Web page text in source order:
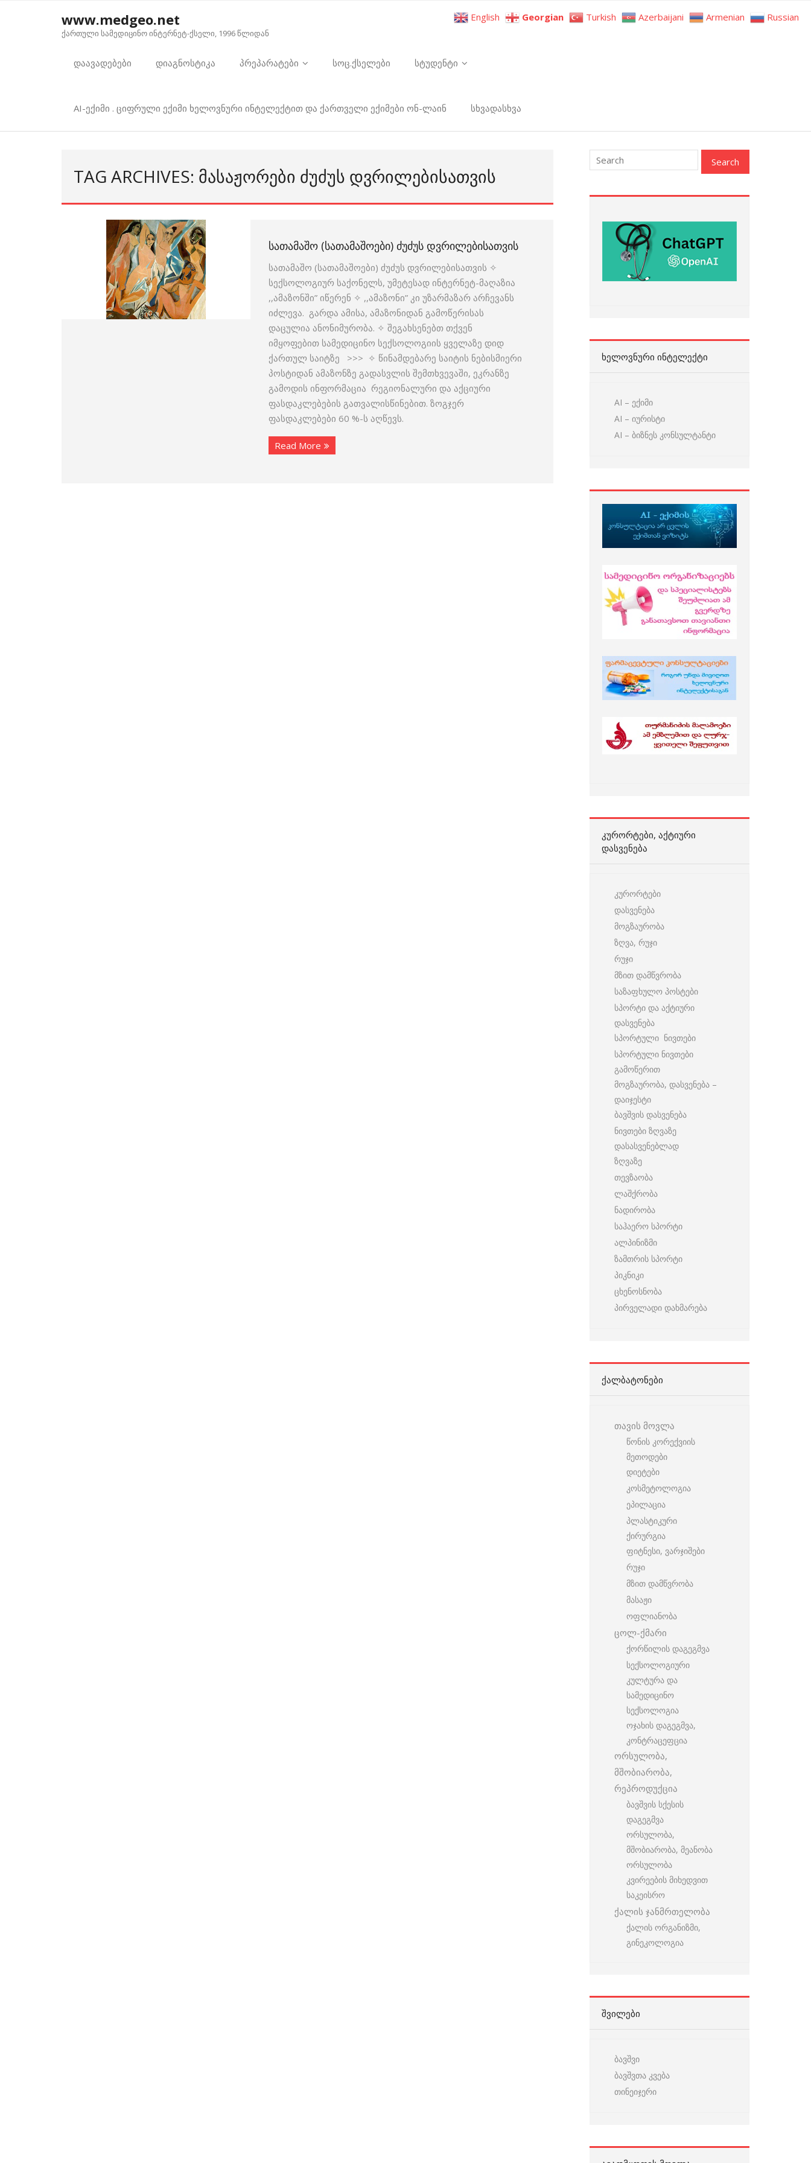
www.medgeo.net
ქართული სამედიცინო ინტერნეტ-ქსელი, 1996 წლიდან
დაავადებები დიაგნოსტიკა პრეპარატები სოც.ქსელები სტუდენტი
AI-ექიმი . ციფრული ექიმი ხელოვნური ინტელექტით და ქართველი ექიმები ონ-ლაინ სხვადასხვა
TAG ARCHIVES: ᲛᲐᲡᲐᲟᲝᲠᲔᲑᲘ ᲫᲣᲫᲣᲡ ᲓᲕᲠᲘᲚᲔᲑᲘᲡᲐᲗᲕᲘᲡ
ᲡᲐᲗᲐᲛᲐᲨᲝ (ᲡᲐᲗᲐᲛᲐᲨᲝᲔᲑᲘ) ᲫᲣᲫᲣᲡ ᲓᲕᲠᲘᲚᲔᲑᲘᲡᲐᲗᲕᲘᲡ
სათამაშო (სათამაშოები) ძუძუს დვრილებისათვის ✧
სექსოლოგიურ საქონელს, უმეტესად ინტერნეტ-მაღაზია
,,ამაზონში” იწერენ ✧ ,,ამაზონი” კი უზარმაზარ არჩევანს
იძლევა. გარდა ამისა, ამაზონიდან გამოწერისას
დაცულია ანონიმურობა. ✧ შეგახსენებთ თქვენ
იმყოფებით სამედიცინო სექსოლოგიის ყველაზე დიდ
ქართულ საიტზე >>> ✧ წინამდებარე საიტის ნებისმიერი
პოსტიდან ამაზონზე გადასვლის შემთხვევაში, ეკრანზე
გამოდის ინფორმაცია რეგიონალური და აქციური
ფასდაკლებების გათვალისწინებით. ზოგჯერ
ფასდაკლებები 60 %-ს აღწევს.
Read More
ᲮᲔᲚᲝᲕᲜᲣᲠᲘ ᲘᲜᲢᲔᲚᲔᲥᲢᲘ
AI – ექიმი
AI – იურისტი
AI – ბიზნეს კონსულტანტი
ᲙᲣᲠᲝᲠᲢᲔᲑᲘ, ᲐᲥᲢᲘᲣᲠᲘ
ᲓᲐᲡᲕᲔᲜᲔᲑᲐ
კურორტები
დასვენება
მოგზაურობა
ზღვა, რუჯი
რუჯი
მზით დამწვრობა
საზაფხულო პოსტები
სპორტი და აქტიური
დასვენება
სპორტული ნივთები
სპორტული ნივთები
გამოწერით
მოგზაურობა, დასვენება –
დაიჯესტი
ბავშვის დასვენება
ნივთები ზღვაზე
დასასვენებლად
ზღვაზე
თევზაობა
ლაშქრობა
ნადირობა
საჰაერო სპორტი
ალპინიზმი
ზამთრის სპორტი
პიკნიკი
ცხენოსნობა
პირველადი დახმარება
ᲥᲐᲚᲑᲐᲢᲝᲜᲔᲑᲘ
თავის მოვლა
წონის კორექვიის
მეთოდები
დიეტები
კოსმეტოლოგია
ეპილაცია
პლასტიკური
ქირურგია
ფიტნესი, ვარჯიშები
რუჯი
მზით დამწვრობა
მასაჟი
ოფლიანობა
ცოლ-ქმარი
ქორწილის დაგეგმვა
სექსოლოგიური
კულტურა და
სამედიცინო
სექსოლოგია
ოჯახის დაგეგმვა,
კონტრაცეფცია
ორსულობა,
მშობიარობა,
რეპროდუქცია
ბავშვის სქესის
დაგეგმვა
ორსულობა,
მშობიარობა, მეანობა
ორსულობა
კვირეების მიხედვით
საკეისრო
ქალის ჯანმრთელობა
ქალის ორგანიზმი,
გინეკოლოგია
ᲨᲕᲘᲚᲔᲑᲘ
ბავშვი
ბავშვთა კვება
თინეიჯერი
English Georgian Turkish Azerbaijani Armenian Russian